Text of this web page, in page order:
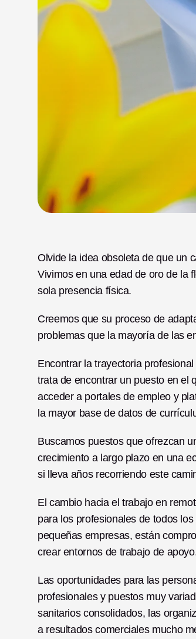
Olvide la idea obsoleta de que un
Vivimos en una edad de oro de la
sola presencia física.
Creemos que su proceso de
problemas que la mayoría de las
Encontrar la trayectoria
trata de encontrar un puesto en el
acceder a portales de empleo y
la mayor base de datos de
Buscamos puestos que ofrezcan
crecimiento a largo plazo en una
si lleva años recorriendo este
El cambio hacia el trabajo en
para los profesionales de todos
pequeñas empresas, están
crear entornos de trabajo de
Las oportunidades para las
profesionales y puestos muy
sanitarios consolidados, las
a resultados comerciales mucho